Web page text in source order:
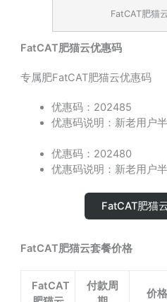
FatCAT肥猫
FatCAT肥猫云优惠码
专属肥FatCAT肥猫云优惠码
优惠码：202485
优惠码说明：新老用户
优惠码：202480
优惠码说明：新老用户
FatCAT肥猫
FatCAT肥猫云套餐价格
FatCAT
付款周
价格